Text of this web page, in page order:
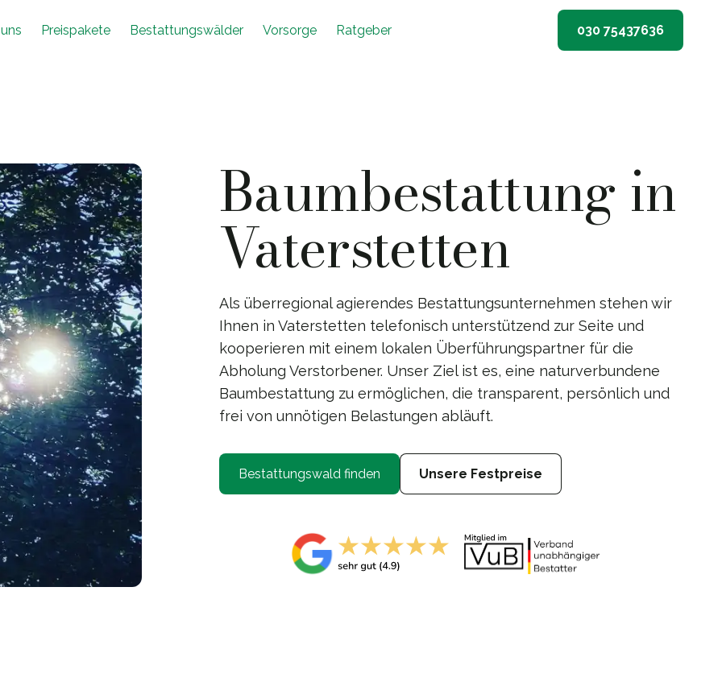
Preispakete Bestattungswälder Vorsorge Ratgeber 030 75437636
Baumbestattung in
Vaterstetten
Als überregional agierendes Bestattungsunternehmen stehen wir
Ihnen in Vaterstetten telefonisch unterstützend zur Seite und
kooperieren mit einem lokalen Überführungspartner für die
Abholung Verstorbener. Unser Ziel ist es, eine naturverbundene
Baumbestattung zu ermöglichen, die transparent, persönlich und
frei von unnötigen Belastungen abläuft.
Bestattungswald finden Unsere Festpreise